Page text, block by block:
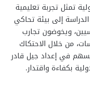
تمثل تجربة تعليمية
إلى بيئة تحاكي
ويخوضون تجارب
من خلال الاحتكاك
يسهم في إعداد جيل قادر
بكفاءة واقتدار.